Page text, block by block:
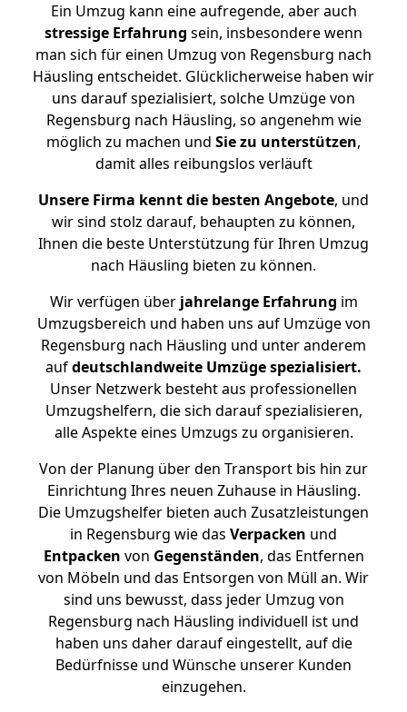
Ein Umzug kann eine aufregende, aber auch
stressige Erfahrung sein, insbesondere wenn
man sich für einen Umzug von Regensburg nach
Häusling entscheidet. Glücklicherweise haben wir
uns darauf spezialisiert, solche Umzüge von
Regensburg nach Häusling, so angenehm wie
möglich zu machen und Sie zu unterstützen,
damit alles reibungslos verläuft
Unsere Firma kennt die besten Angebote, und
wir sind stolz darauf, behaupten zu können,
Ihnen die beste Unterstützung für Ihren Umzug
nach Häusling bieten zu können.
Wir verfügen überjahrelange Erfahrung im
Umzugsbereich und haben uns auf Umzüge von
Regensburg nach Häusling und unter anderem
aufdeutschlandweite Umzüge spezialisiert.
Unser Netzwerk besteht aus professionellen
Umzugshelfern, die sich darauf spezialisieren,
alle Aspekte eines Umzugs zu organisieren.
Von der Planung über den Transport bis hin zur
Einrichtung Ihres neuen Zuhause in Häusling.
Die Umzugshelfer bieten auch Zusatzleistungen
in Regensburg wie das Verpacken und
Entpacken von Gegenständen, das Entfernen
von Möbeln und das Entsorgen von Müll an. Wir
sind uns bewusst, dass jeder Umzug von
Regensburg nach Häusling individuell ist und
haben uns daher darauf eingestellt, auf die
Bedürfnisse und Wünsche unserer Kunden
einzugehen.